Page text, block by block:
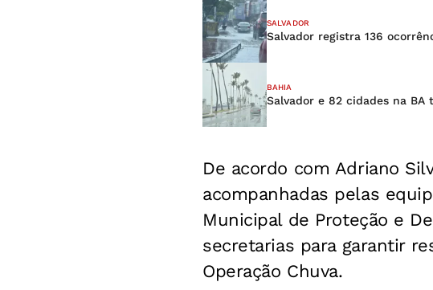
SALVADOR
Salvador registra 136
BAHIA
Salvador e 82 cidades na
De acordo com Adriano
acompanhadas pelas
Municipal de Proteção e
secretarias para garantir
Operação Chuva.